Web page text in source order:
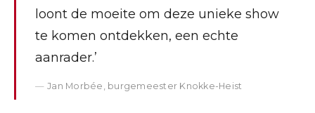
loont de moeite om deze unieke show
te komen ontdekken, een echte
aanrader.’
Jan Morbée, burgemeester Knokke-Heist